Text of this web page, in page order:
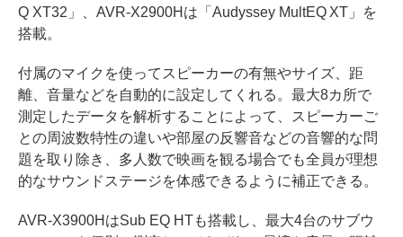
Q XT32」、AVR-X2900Hは「Audyssey MultEQ XT」を
搭載。
付属のマイクを使ってスピーカーの有無やサイズ、距
離、音量などを自動的に設定してくれる。最大8カ所で
測定したデータを解析することによって、スピーカーご
との周波数特性の違いや部屋の反響音などの音響的な問
題を取り除き、多人数で映画を観る場合でも全員が理想
的なサウンドステージを体感できるように補正できる。
AVR-X3900HはSub EQ HTも搭載し、最大4台のサブウ